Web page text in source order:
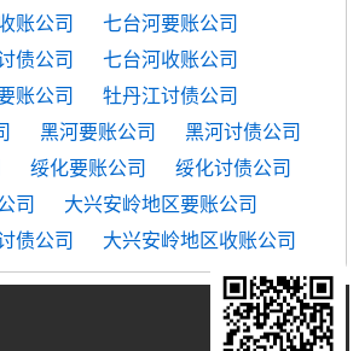
账公司
七台河要账公司
债公司
七台河收账公司
账公司
牡丹江讨债公司
黑河要账公司
黑河讨债公司
绥化要账公司
绥化讨债公司
司
大兴安岭地区要账公司
债公司
大兴安岭地区收账公司